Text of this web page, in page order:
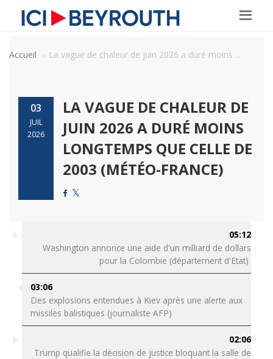
Accueil La vague de chaleur de juin 2026 a duré moins ...
03
JUIL
2026
LA VAGUE DE CHALEUR DE
JUIN 2026 A DURÉ MOINS
LONGTEMPS QUE CELLE DE
2003 (MÉTÉO-FRANCE)
05:12
Washington annonce une aide d'un milliard de dollars
pour la Colombie (département d'Etat)
03:06
Des explosions entendues à Kiev après une alerte aux
missiles balistiques (journaliste AFP)
02:06
Trump qualifie la décision de justice bloquant la salle de